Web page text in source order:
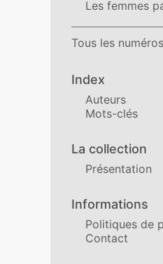
Les femmes
Tous les numéros
Index
Auteurs
Mots-clés
La collection
Présentation
Informations
Politiques de
Contact